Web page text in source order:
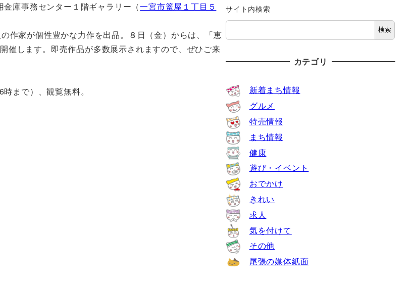
庫事務センター１階ギャラリー（一宮市篭屋１丁目５
作家が個性豊かな力作を出品。８日（金）からは、「恵
催します。即売作品が多数展示されますので、ぜひご来
まで）、観覧無料。
サイト内検索
検索
カテゴリ
新着まち情報
グルメ
特売情報
まち情報
健康
遊び・イベント
おでかけ
きれい
求人
気を付けて
その他
尾張の媒体紙面